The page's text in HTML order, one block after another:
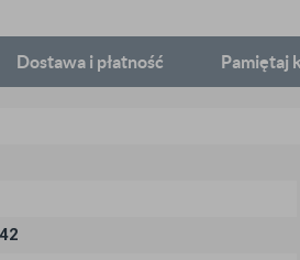
Dostawa i płatność Pamiętaj